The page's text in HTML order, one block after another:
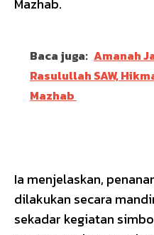
Mazhab.
Baca juga: Amanah
Rasulullah SAW,
Mazhab
Ia menjelaskan,
dilakukan secara
sekadar kegiatan